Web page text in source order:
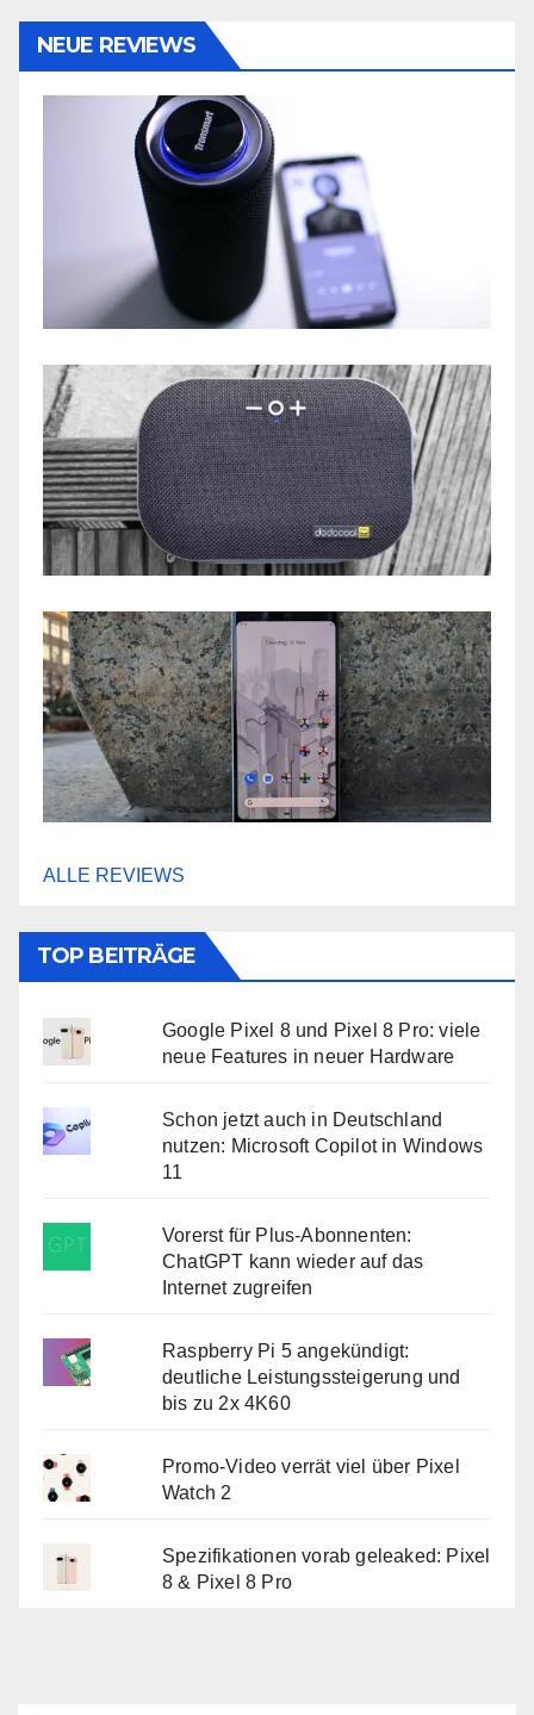
NEUE REVIEWS
ALLE REVIEWS
TOP BEITRÄGE
Google Pixel 8 und Pixel 8 Pro: viele
neue Features in neuer Hardware
Schon jetzt auch in Deutschland
nutzen: Microsoft Copilot in Windows
11
Vorerst für Plus-Abonnenten:
ChatGPT kann wieder auf das
Internet zugreifen
Raspberry Pi 5 angekündigt:
deutliche Leistungssteigerung und
bis zu 2x 4K60
Promo-Video verrät viel über Pixel
Watch 2
Spezifikationen vorab geleaked: Pixel
8 & Pixel 8 Pro